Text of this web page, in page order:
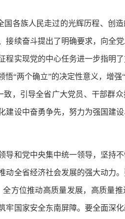
各族人民走过的光辉历程、创造
续奋斗提出了明确要求，向全
实现党的中心任务进一步指明
“两个确立”的决定性意义，增强
，引导全省广大党员、干部群
设中奋勇争先，努力为强国建
和党中央集中统一领导，坚持
全省经济社会发展的强大动力
方位推动高质量发展，高质量
国家安全东南屏障。要全面深